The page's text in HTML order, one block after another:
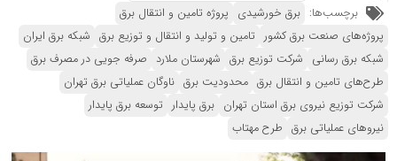
برچسب‌ها: برق خورشیدی پروژه تامین و انتقال برق
پروژه‌های صنعت برق کشور تامین و تولید و انتقال و توزیع برق شبکه برق ایران
شبکه برق رسانی شرکت توزیع برق شهرستان ملارد صرفه جویی در مصرف برق
طرح‌های تامین و انتقال برق محدودیت برق ناوگان عملیاتی برق تهران
شرکت توزیع نیروی برق استان تهران برق پایدار توسعه برق پایدار
نیروهای عملیاتی برق طرح مهتاب